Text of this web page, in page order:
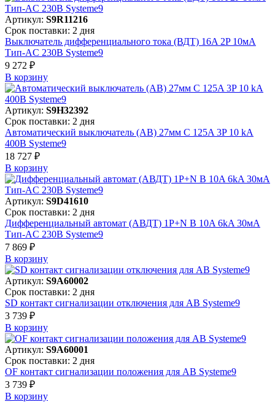
Артикул: S9R11216
Срок поставки: 2 дня
Выключатель дифференциального тока (ВДТ) 16A 2P 10мА
Тип-AC 230В Systeme9
9 272 ₽
В корзинy
Артикул: S9H32392
Срок поставки: 2 дня
Автоматический выключатель (АВ) 27мм C 125A 3P 10 kA
400В Systeme9
18 727 ₽
В корзинy
Артикул: S9D41610
Срок поставки: 2 дня
Дифференциальный автомат (АВДТ) 1P+N B 10A 6kA 30мА
Тип-AC 230В Systeme9
7 869 ₽
В корзинy
Артикул: S9A60002
Срок поставки: 2 дня
SD контакт сигнализации отключения для АВ Systeme9
3 739 ₽
В корзинy
Артикул: S9A60001
Срок поставки: 2 дня
OF контакт сигнализации положения для АВ Systeme9
3 739 ₽
В корзинy